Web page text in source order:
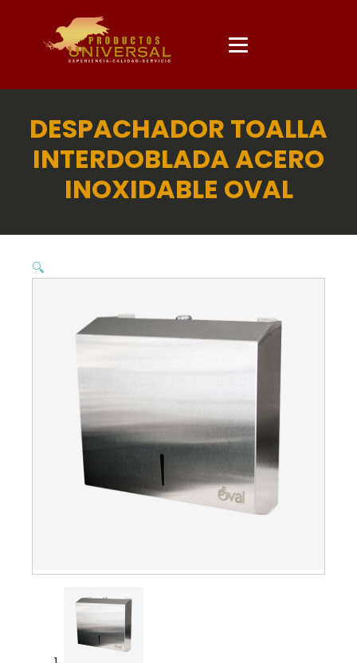
DESPACHADOR TOALLA
INTERDOBLADA ACERO
INOXIDABLE OVAL
🔍